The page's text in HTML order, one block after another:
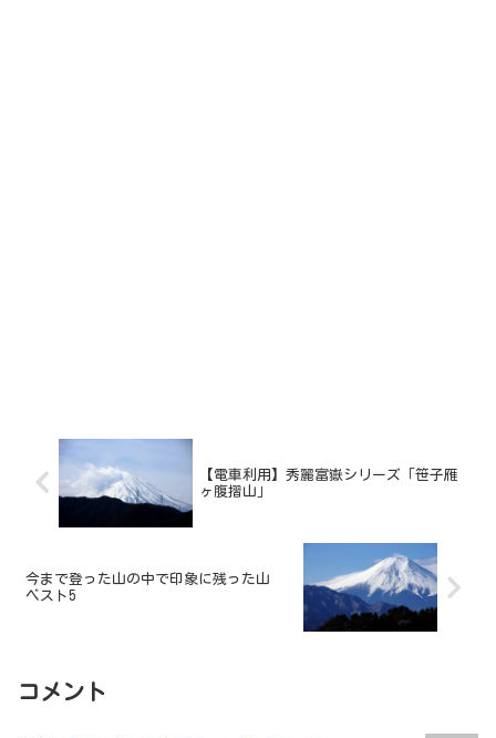
【電車利用】秀麗富嶽シリーズ「笹子雁
ヶ腹摺山」
今まで登った山の中で印象に残った山
ベスト5
コメント